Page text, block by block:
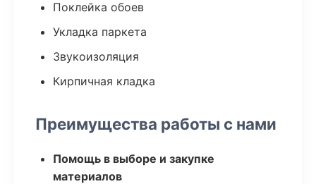
Поклейка обоев
Укладка паркета
Звукоизоляция
Кирпичная кладка
Преимущества работы с нами
Помощь в выборе и закупке
материалов